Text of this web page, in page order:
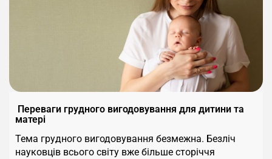
Переваги грудного вигодовування для дитини та
матері
Тема грудного вигодовування безмежна. Безліч
науковців всього світу вже більше сторіччя